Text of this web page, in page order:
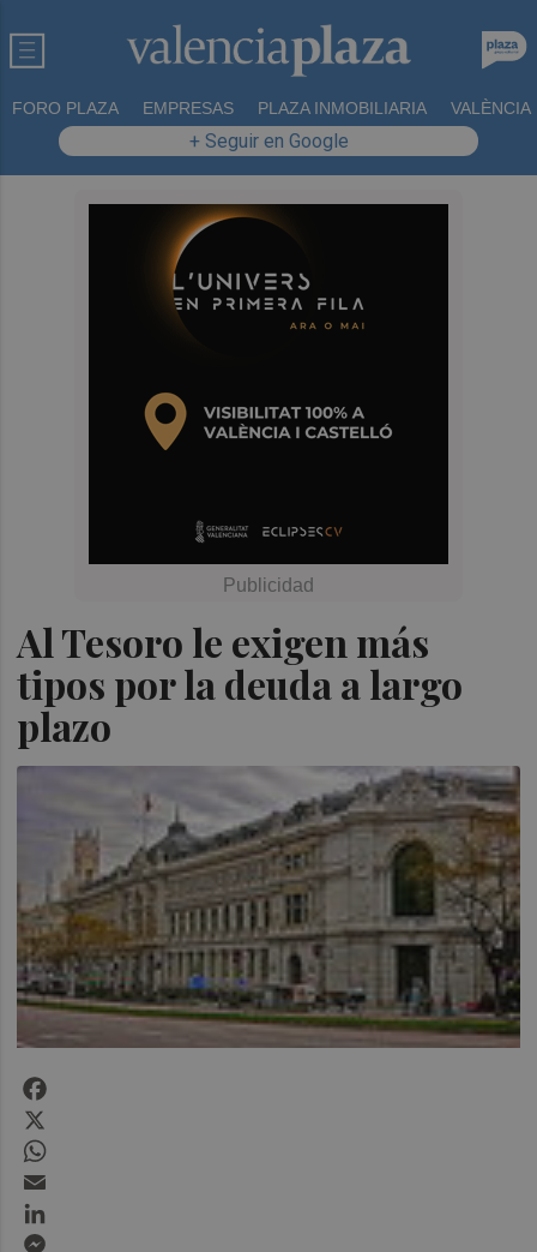
FORO PLAZA EMPRESAS PLAZA INMOBILIARIA VALÈNCIA
+ Seguir en Google
Al Tesoro le exigen más
tipos por la deuda a largo
plazo